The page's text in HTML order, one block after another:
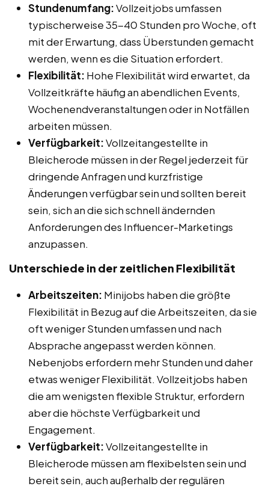
Stundenumfang:Vollzeitjobs umfassen
typischerweise 35-40 Stunden pro Woche, oft
mit der Erwartung, dass Überstunden gemacht
werden, wenn es die Situation erfordert.
Flexibilität: Hohe Flexibilität wird erwartet, da
Vollzeitkräfte häufig an abendlichen Events,
Wochenendveranstaltungen oder in Notfällen
arbeiten müssen.
Verfügbarkeit:Vollzeitangestellte in
Bleicherode müssen in der Regel jederzeit für
dringende Anfragen und kurzfristige
Änderungen verfügbar sein und sollten bereit
sein, sich an die sich schnell ändernden
Anforderungen des Influencer-Marketings
anzupassen.
Unterschiede in der zeitlichen Flexibilität
Arbeitszeiten: Minijobs haben die größte
Flexibilität in Bezug auf die Arbeitszeiten, da sie
oft weniger Stunden umfassen und nach
Absprache angepasst werden können.
Nebenjobs erfordern mehr Stunden und daher
etwas weniger Flexibilität. Vollzeitjobs haben
die am wenigsten flexible Struktur, erfordern
aber die höchste Verfügbarkeit und
Engagement.
Verfügbarkeit:Vollzeitangestellte in
Bleicherode müssen am flexibelsten sein und
bereit sein, auch außerhalb der regulären